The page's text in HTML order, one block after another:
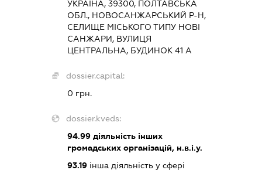
УКРАЇНА, 39300, ПОЛТАВСЬКА
ОБЛ., НОВОСАНЖАРСЬКИЙ Р-Н,
СЕЛИЩЕ МІСЬКОГО ТИПУ НОВІ
САНЖАРИ, ВУЛИЦЯ
ЦЕНТРАЛЬНА, БУДИНОК 41 А
dossier.capital:
0 грн.
dossier.kveds:
94.99 діяльність інших
громадських організацій, н.в.і.у.
93.19 інша діяльність у сфері